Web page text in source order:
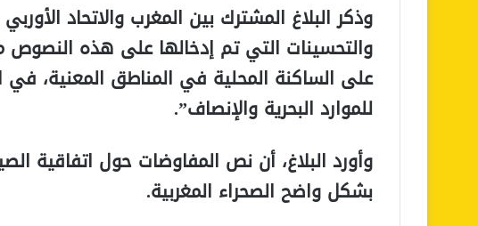
وذكر البلاغ المشترك بين المغرب والاتحاد
والتحسينات التي تم إدخالها على هذه النصوص
على الساكنة المحلية في المناطق المعنية، في
للموارد البحرية والإنصاف”.
وأورد البلاغ، أن نص المفاوضات حول اتفاقية
بشكل واضح الصحراء المغربية.